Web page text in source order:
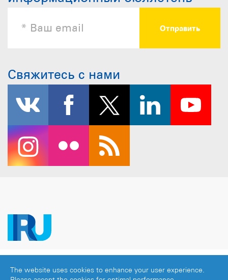
Свяжитесь с нами
Официальное уведомление
|Политика
The website uses cookies to enhance your user experience.